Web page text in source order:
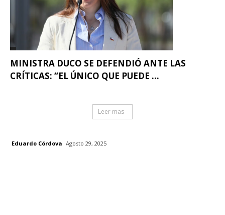
MINISTRA DUCO SE DEFENDIÓ ANTE LAS
CRÍTICAS: “EL ÚNICO QUE PUEDE ...
Leer mas
Eduardo Córdova Agosto 29, 2025